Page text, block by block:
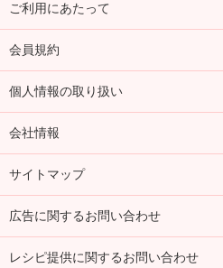
ご利用にあたって
会員規約
個人情報の取り扱い
会社情報
サイトマップ
広告に関するお問い合わせ
レシピ提供に関するお問い合わせ